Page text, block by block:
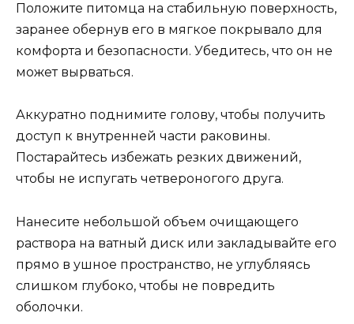
Положите питомца на стабильную поверхность,
заранее обернув его в мягкое покрывало для
комфорта и безопасности. Убедитесь, что он не
может вырваться.
Аккуратно поднимите голову, чтобы получить
доступ к внутренней части раковины.
Постарайтесь избежать резких движений,
чтобы не испугать четвероногого друга.
Нанесите небольшой объем очищающего
раствора на ватный диск или закладывайте его
прямо в ушное пространство, не углубляясь
слишком глубоко, чтобы не повредить
оболочки.